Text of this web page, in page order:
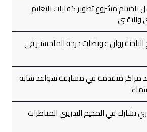
مشروع تطوير كفايات التعليم
والتقني
روان عويضات درجة الماجستير في
مراكز متقدمة في مسابقة سواعد شابة
في المخيم التدريبي المناظرات